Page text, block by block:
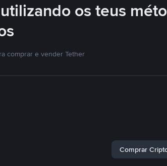
os teus
comprar e vender Tether
Comprar